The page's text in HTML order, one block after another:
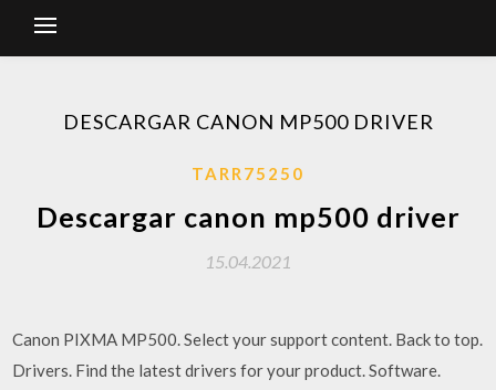
DESCARGAR CANON MP500 DRIVER
TARR75250
Descargar canon mp500 driver
15.04.2021
Canon PIXMA MP500. Select your support content. Back to top.
Drivers. Find the latest drivers for your product. Software.